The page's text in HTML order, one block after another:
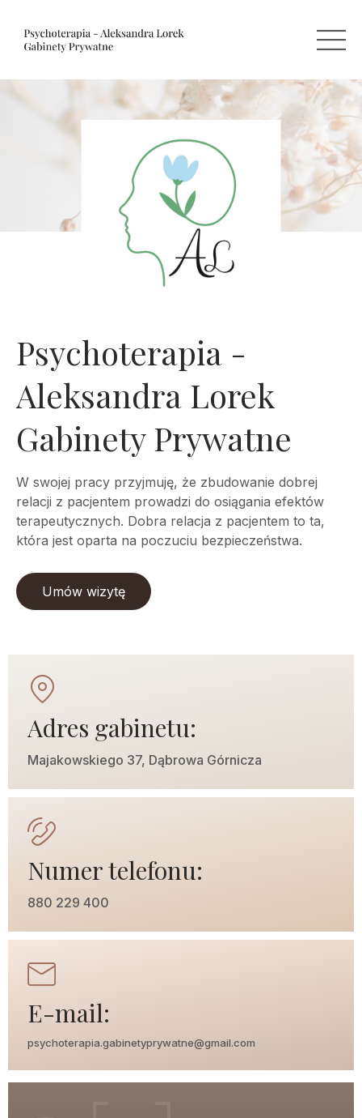
Psychoterapia -
Aleksandra Lorek
Gabinety Prywatne
W swojej pracy przyjmuję, że zbudowanie dobrej
relacji z pacjentem prowadzi do osiągania efektów
terapeutycznych. Dobra relacja z pacjentem to ta,
która jest oparta na poczuciu bezpieczeństwa.
Umów wizytę
Adres gabinetu:
Majakowskiego 37, Dąbrowa Górnicza
Numer telefonu:
880 229 400
E-mail:
psychoterapia.gabinetyprywatne@gmail.com